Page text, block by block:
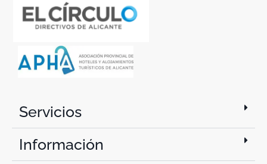
Servicios
Información